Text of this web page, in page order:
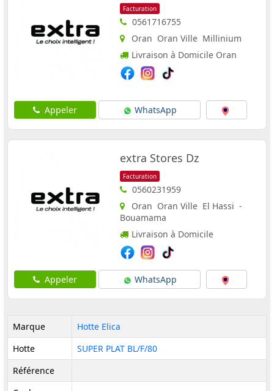
Facturation
0561716755
Oran Oran Ville Millinium
Livraison à Domicile Oran
Appeler WhatsApp
extra Stores Dz
Facturation
0560231959
Oran Oran Ville El Hassi -
Bouamama
Livraison à Domicile
Appeler WhatsApp
Marque
Hotte Elica
Hotte
SUPER PLAT BL/F/80
Référence